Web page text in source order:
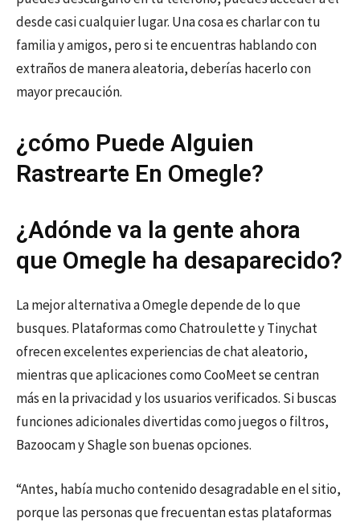
desde casi cualquier lugar. Una cosa es charlar con tu
familia y amigos, pero si te encuentras hablando con
extraños de manera aleatoria, deberías hacerlo con
mayor precaución.
¿cómo Puede Alguien
Rastrearte En Omegle?
¿Adónde va la gente ahora
que Omegle ha desaparecido?
La mejor alternativa a Omegle depende de lo que
busques. Plataformas como Chatroulette y Tinychat
ofrecen excelentes experiencias de chat aleatorio,
mientras que aplicaciones como CooMeet se centran
más en la privacidad y los usuarios verificados. Si buscas
funciones adicionales divertidas como juegos o filtros,
Bazoocam y Shagle son buenas opciones.
“Antes, había mucho contenido desagradable en el sitio,
porque las personas que frecuentan estas plataformas